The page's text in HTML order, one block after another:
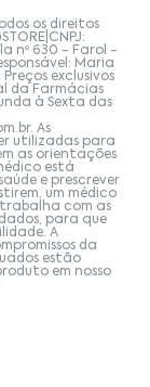
os direitos
nº 630 - Farol -
Maria
Preços exclusivos
da Farmácias
à Sexta das
. As
utilizadas para
as orientações
está
e prescrever
um médico
trabalha com as
para que
A
da
estão
em nosso